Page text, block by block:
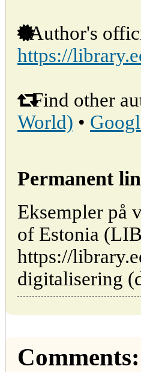
Author's
https://
Find other
World) •
Permanent
Eksempler på
of Estonia
https://
digitalisering
Comments: